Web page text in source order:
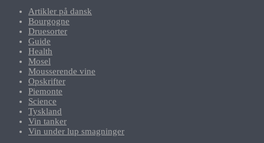
Artikler på dansk
Bourgogne
Druesorter
Guide
Health
Mosel
Mousserende vine
Opskrifter
Piemonte
Science
Tyskland
Vin tanker
Vin under lup smagninger